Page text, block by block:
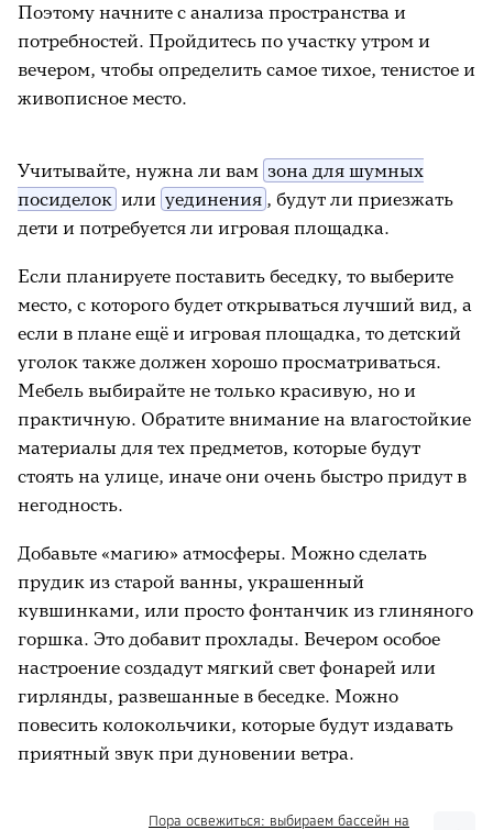
Поэтому начните с анализа пространства и
потребностей. Пройдитесь по участку утром и
вечером, чтобы определить самое тихое, тенистое и
живописное место.
Учитывайте, нужна ли вам зона для шумных
посиделок или уединения , будут ли приезжать
дети и потребуется ли игровая площадка.
Если планируете поставить беседку, то выберите
место, с которого будет открываться лучший вид, а
если в плане ещё и игровая площадка, то детский
уголок также должен хорошо просматриваться.
Мебель выбирайте не только красивую, но и
практичную. Обратите внимание на влагостойкие
материалы для тех предметов, которые будут
стоять на улице, иначе они очень быстро придут в
негодность.
Добавьте «магию» атмосферы. Можно сделать
прудик из старой ванны, украшенный
кувшинками, или просто фонтанчик из глиняного
горшка. Это добавит прохлады. Вечером особое
настроение создадут мягкий свет фонарей или
гирлянды, развешанные в беседке. Можно
повесить колокольчики, которые будут издавать
приятный звук при дуновении ветра.
Пора освежиться: выбираем бассейн на